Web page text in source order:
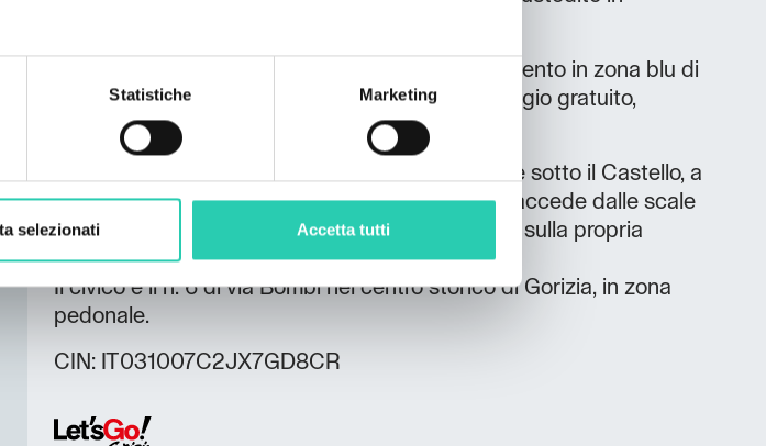
Statistiche Marketing
selezionati Accetta tutti
L’autovettura può essere parcheggiata a pagamento in zona blu di
Piazza Vittoria e vie limitrofe, ovvero nel parcheggio gratuito,
accessibile da via Giustiniani, fronte civico 25.
Dal parcheggio, percorrendo la galleria pedonale sotto il Castello, a
20 mt dall’uscita, si raggiunge l'alloggio a cui si accede dalle scale
in pietra, laterali al locale Tunnel Food and Drink, sulla propria
sinistra.
Il civico è il n. 6 di via Bombi nel centro storico di Gorizia, in zona
pedonale.
CIN: IT031007C2JX7GD8CR